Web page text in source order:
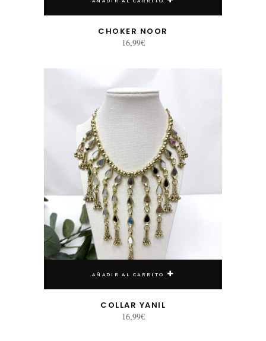
CHOKER NOOR
16,99€
AÑADIR AL CARRITO
COLLAR YANIL
16,99€